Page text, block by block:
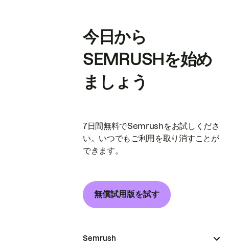
今日から
SEMRUSHを始め
ましょう
7日間無料でSemrushをお試しくださ
い。いつでもご利用を取り消すことが
できます。
無償試用版を試す
Semrush